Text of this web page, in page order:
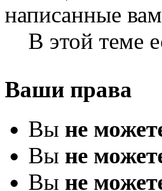
В этой теме
Ваши права
Вы не
Вы не
Вы не